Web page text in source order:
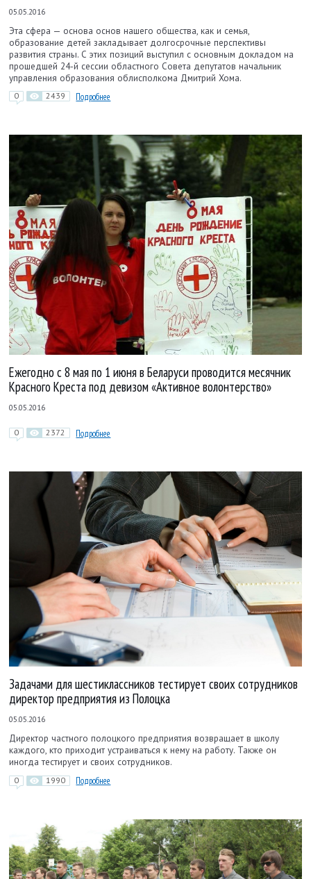
05.05.2016
Эта сфера — основа основ нашего общества, как и семья,
образование детей закладывает долгосрочные перспективы
развития страны. С этих позиций выступил с основным докладом на
прошедшей 24-й сессии областного Совета депутатов начальник
управления образования облисполкома Дмитрий Хома.
0 2439 Подробнее
Ежегодно с 8 мая по 1 июня в Беларуси проводится месячник
Красного Креста под девизом «Активное волонтерство»
05.05.2016
0 2372 Подробнее
Задачами для шестиклассников тестирует своих сотрудников
директор предприятия из Полоцка
05.05.2016
Директор частного полоцкого предприятия возвращает в школу
каждого, кто приходит устраиваться к нему на работу. Также он
иногда тестирует и своих сотрудников.
0 1990 Подробнее